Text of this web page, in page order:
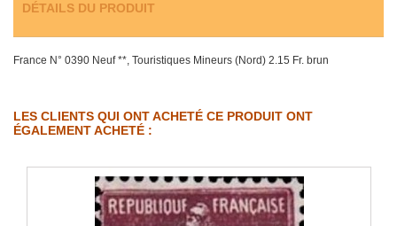
DÉTAILS DU PRODUIT
France N° 0390 Neuf **, Touristiques Mineurs (Nord) 2.15 Fr. brun
LES CLIENTS QUI ONT ACHETÉ CE PRODUIT ONT
ÉGALEMENT ACHETÉ :